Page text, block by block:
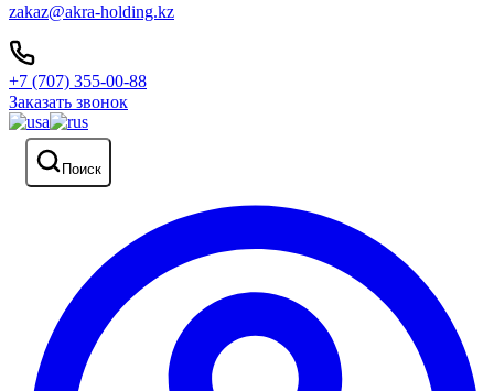
zakaz@akra-holding.kz
+7 (707) 355-00-88
Заказать звонок
Поиск